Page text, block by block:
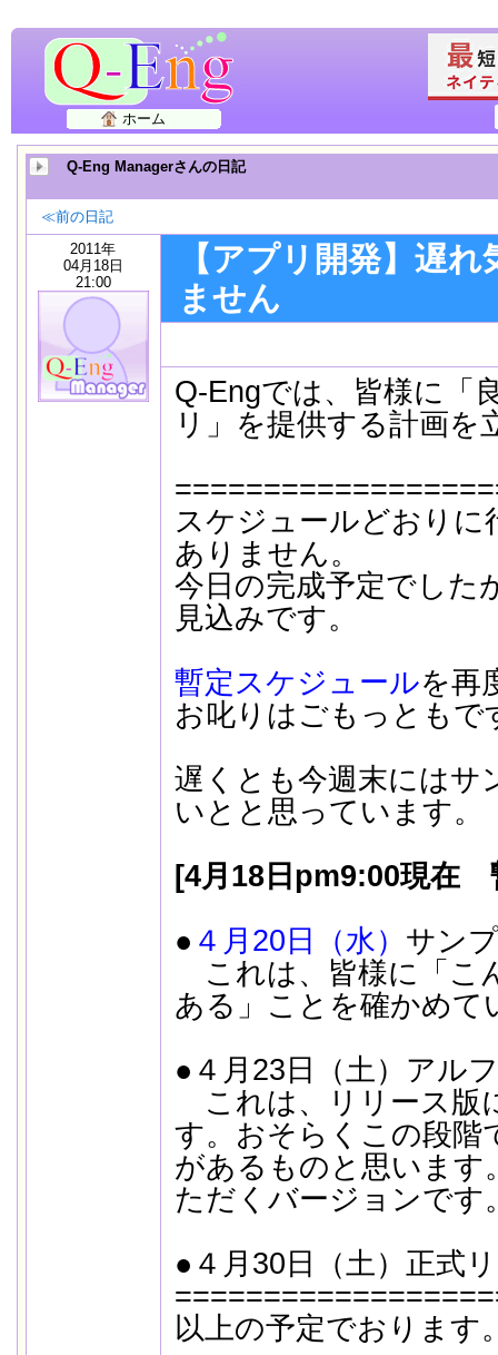
ホーム
Q-Eng Managerさんの日記
≪前の日記
2011年
04月18日
21:00
【アプリ開発】遅
ません
Q-Engでは、皆様に「
リ」を提供する計画を
スケジュールどおりに
ありません。
今日の完成予定でした
見込みです。
暫定スケジュールを再
お叱りはごもっともで
遅くとも今週末にはサ
いとと思っています。
[4月18日pm9:00現在
● ４月20日（水） サン
これは、皆様に「こ
ある」ことを確かめて
●４月23日（土）アル
これは、リリース版
す。おそらくこの段階
があるものと思います
ただくバージョンです
●４月30日（土）正式
以上の予定でおります